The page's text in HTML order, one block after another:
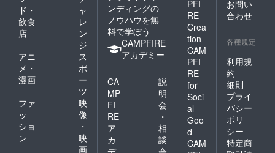
ド・
飲食
店
ャ
レ
ン
ジ
アニ
メ・
漫画
ス
ポ
ー
ツ
ファ
ッ
ショ
ン
映
像
・
映
画
ンディングの
ノウハウを無
料で学ぼう
CAMPFIRE
アカデミー
CA
MP
FI
RE
ア
カ
説
明
会
・
相
談
PFI
RE
Crea
tion
CAM
PFI
RE
for
Soci
al
Goo
d
CAM
お問い
合わせ
各種規定
利用規
約
細則
プライ
バシー
ポリ
シー
特定商